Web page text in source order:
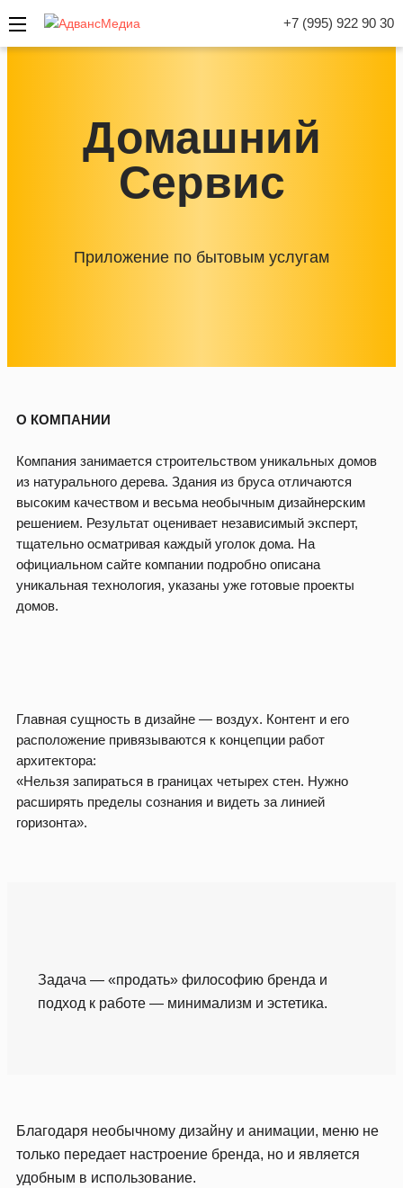
+7 (995) 922 90 30
Домашний
Сервис
Приложение по бытовым услугам
О КОМПАНИИ
Компания занимается строительством уникальных домов
из натурального дерева. Здания из бруса отличаются
высоким качеством и весьма необычным дизайнерским
решением. Результат оценивает независимый эксперт,
тщательно осматривая каждый уголок дома. На
официальном сайте компании подробно описана
уникальная технология, указаны уже готовые проекты
домов.
Главная сущность в дизайне — воздух. Контент и его
расположение привязываются к концепции работ
архитектора:
«Нельзя запираться в границах четырех стен. Нужно
расширять пределы сознания и видеть за линией
горизонта».
Задача — «продать» философию бренда и
подход к работе — минимализм и эстетика.
Благодаря необычному дизайну и анимации, меню не
только передает настроение бренда, но и является
удобным в использование.